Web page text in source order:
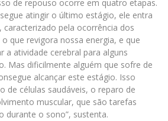
de repouso ocorre em quatro etapas.
atingir o último estágio, ele entra
caracterizado pela ocorrência dos
o que revigora nossa energia, e que
a atividade cerebral para alguns
Mas dificilmente alguém que sofre de
alcançar este estágio. Isso
de células saudáveis, o reparo de
muscular, que são tarefas
durante o sono”, sustenta.